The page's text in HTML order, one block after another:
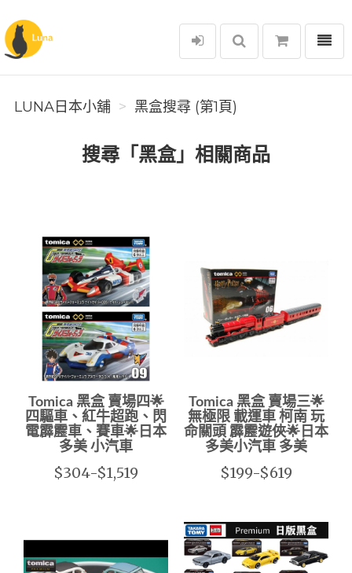
Luna日本小舖
選單
LUNA日本小舖 黑盒搜尋 (第1頁)
搜尋「黑盒」相關商品
Tomica 黑盒 賣場四🌟
四驅車、紅牛超跑、閃
電霹靂車、賽車🌟日本
多美 小汽車
$304-$1,519
Tomica 黑盒 賣場三🌟
無極限 載運車 柯南 玩
命關頭 霹靂遊俠🌟日本
多美小汽車 多美
$199-$619